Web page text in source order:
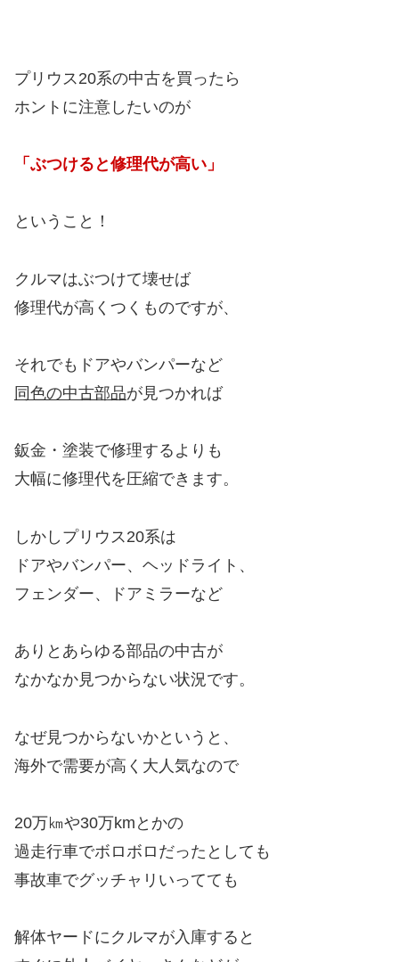
プリウス20系の中古を買ったら
ホントに注意したいのが
「ぶつけると修理代が高い」
ということ！
クルマはぶつけて壊せば
修理代が高くつくものですが、
それでもドアやバンパーなど
同色の中古部品が見つかれば
鈑金・塗装で修理するよりも
大幅に修理代を圧縮できます。
しかしプリウス20系は
ドアやバンパー、ヘッドライト、
フェンダー、ドアミラーなど
ありとあらゆる部品の中古が
なかなか見つからない状況です。
なぜ見つからないかというと、
海外で需要が高く大人気なので
20万㎞や30万kmとかの
過走行車でボロボロだったとしても
事故車でグッチャリいってても
解体ヤードにクルマが入庫すると